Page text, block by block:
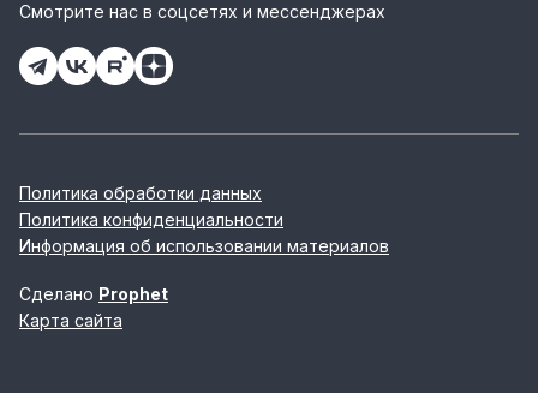
Смотрите нас в соцсетях и мессенджерах
Политика обработки данных
Политика конфиденциальности
Информация об использовании материалов
Сделано Prophet
Карта сайта